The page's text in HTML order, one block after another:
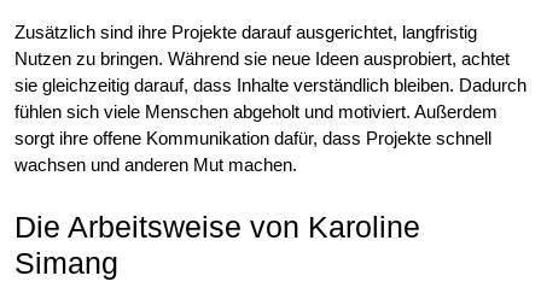
Zusätzlich sind ihre Projekte darauf ausgerichtet, langfristig
Nutzen zu bringen. Während sie neue Ideen ausprobiert, achtet
sie gleichzeitig darauf, dass Inhalte verständlich bleiben. Dadurch
fühlen sich viele Menschen abgeholt und motiviert. Außerdem
sorgt ihre offene Kommunikation dafür, dass Projekte schnell
wachsen und anderen Mut machen.
Die Arbeitsweise von Karoline
Simang